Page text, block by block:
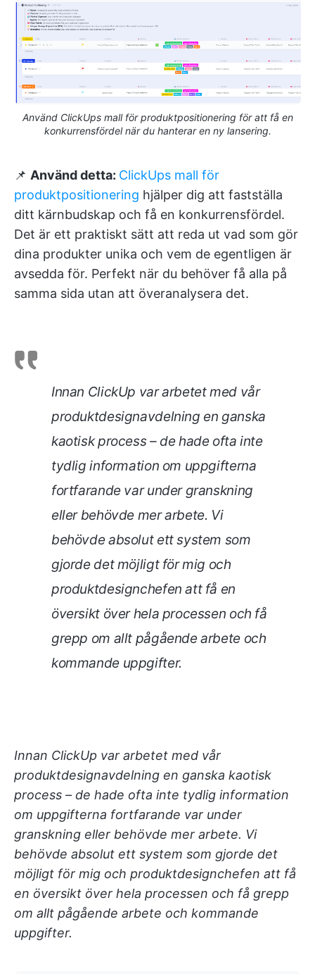
Använd ClickUps mall för produktpositionering för att få en
konkurrensfördel när du hanterar en ny lansering.
📌 Använd detta: ClickUps mall för
produktpositionering hjälper dig att fastställa
ditt kärnbudskap och få en konkurrensfördel.
Det är ett praktiskt sätt att reda ut vad som gör
dina produkter unika och vem de egentligen är
avsedda för. Perfekt när du behöver få alla på
samma sida utan att överanalysera det.
Innan ClickUp var arbetet med vår
produktdesignavdelning en ganska
kaotisk process – de hade ofta inte
tydlig information om uppgifterna
fortfarande var under granskning
eller behövde mer arbete. Vi
behövde absolut ett system som
gjorde det möjligt för mig och
produktdesignchefen att få en
översikt över hela processen och få
grepp om allt pågående arbete och
kommande uppgifter.
Innan ClickUp var arbetet med vår
produktdesignavdelning en ganska kaotisk
process – de hade ofta inte tydlig information
om uppgifterna fortfarande var under
granskning eller behövde mer arbete. Vi
behövde absolut ett system som gjorde det
möjligt för mig och produktdesignchefen att få
en översikt över hela processen och få grepp
om allt pågående arbete och kommande
uppgifter.